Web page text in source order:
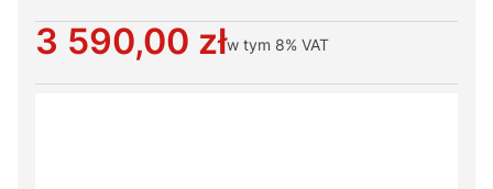
Cena
3 590,00 złw tym 8% VAT